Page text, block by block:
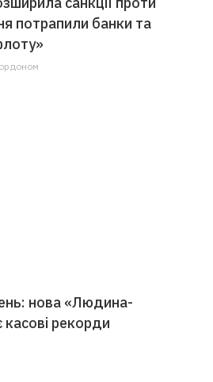
потрапили банки та
нова «Людина-
рекорди